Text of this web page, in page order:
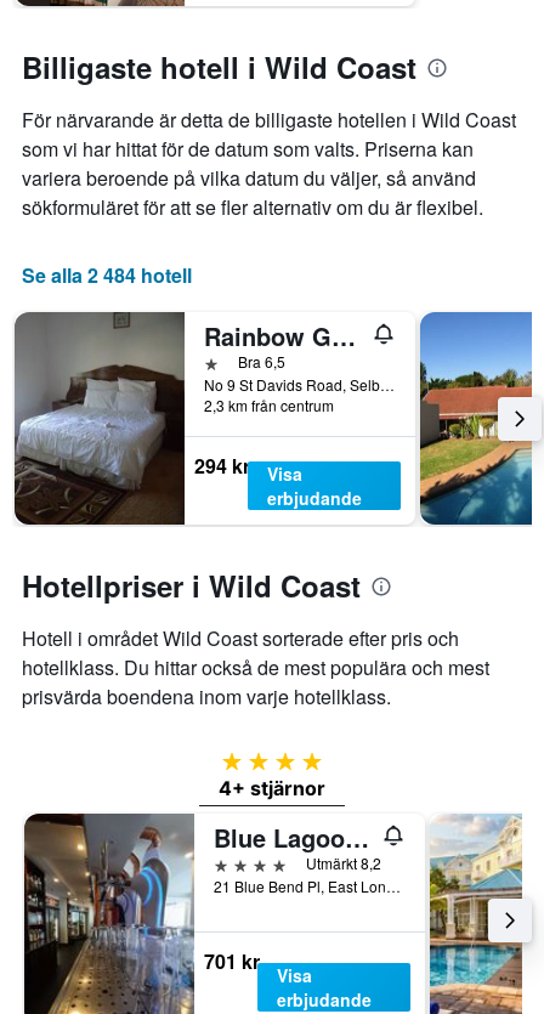
Billigaste hotell i Wild Coast
För närvarande är detta de billigaste hotellen i Wild Coast
som vi har hittat för de datum som valts. Priserna kan
variera beroende på vilka datum du väljer, så använd
sökformuläret för att se fler alternativ om du är flexibel.
Se alla 2 484 hotell
Rainbow Guesthouse
1 stjärna
Bra 6,5
No 9 St Davids Road, Selborne, East London, Östra Kapprovinsen, Sydafrika
2,3 km från centrum
294 kr
Visa
erbjudande
Hotellpriser i Wild Coast
Hotell i området Wild Coast sorterade efter pris och
hotellklass. Du hittar också de mest populära och mest
prisvärda boendena inom varje hotellklass.
4 stjärnor
4+ stjärnor
Blue Lagoon Hotel and Conference Centre
4 stjärnor
Utmärkt 8,2
21 Blue Bend Pl, East London, Östra Kapprovinsen, Sydafrika
701 kr
Visa
erbjudande